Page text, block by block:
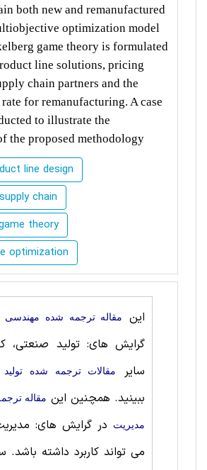
both new and remanufactured
optimization model
game theory is formulated
line solutions, pricing
chain partners and the
for remanufacturing. A case
to illustrate the
the proposed methodology
line design
chain
theory
optimization
این مقاله ترجمه شده مهندسی
گرایش های: تولید صنعتی،
سایر
مقالات ترجمه شده
ببینید. همچنین این مقاله
مديريت
در گرایش های:
می تواند کاربرد داشته باشد.